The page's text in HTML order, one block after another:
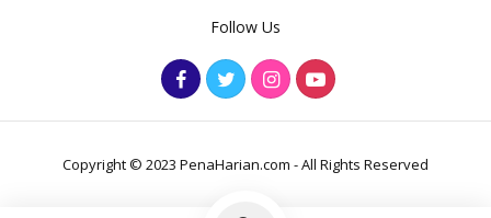
Follow Us
Copyright © 2023 PenaHarian.com - All Rights Reserved